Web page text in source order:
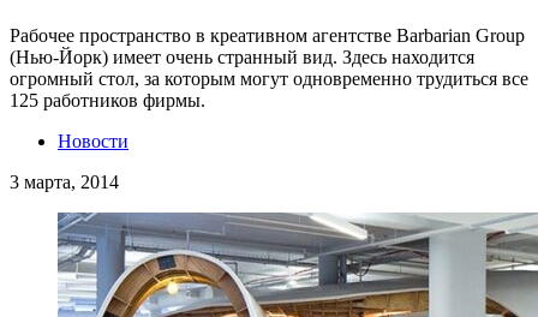
Рабочее пространство в креативном агентстве Barbarian Group
(Нью-Йорк) имеет очень странный вид. Здесь находится
огромный стол, за которым могут одновременно трудиться все
125 работников фирмы.
Новости
3 марта, 2014